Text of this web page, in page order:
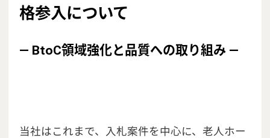
格参入について
― BtoC領域強化と品質への取り組み ―
当社はこれまで、入札案件を中心に、老人ホー